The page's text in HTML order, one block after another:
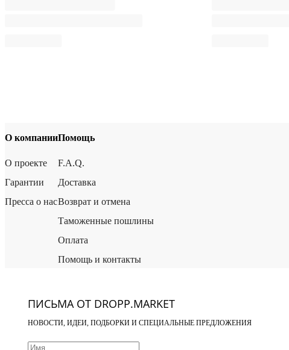
О компании
О проекте
Гарантии
Пресса о нас
Помощь
F.A.Q.
Доставка
Возврат и отмена
Таможенные пошлины
Оплата
Помощь и контакты
ПИСЬМА ОТ DROPP.MARKET
НОВОСТИ, ИДЕИ, ПОДБОРКИ И СПЕЦИАЛЬНЫЕ ПРЕДЛОЖЕНИЯ